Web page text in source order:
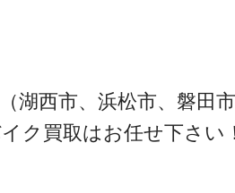
湖西市、浜松市、磐田
ク買取はお任せ下さい